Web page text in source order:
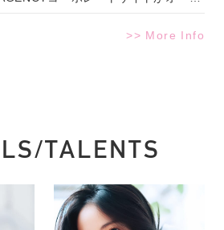
>> More Info
TALENTS